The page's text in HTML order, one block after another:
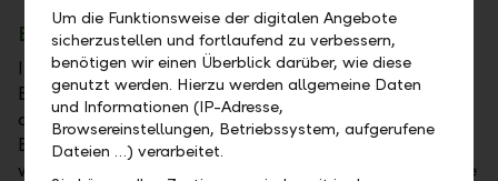
Beratung steht im Zentrum
In den vergangenen Jahren hat die Anzahl reiner
Bargeldtransaktionen am Schalter deutlich
abgenommen. Für einfachere und alltägliche
Bankgeschäfte wie beispielsweise Geldüber-
weisungen nutzen Kunden zunehmend das LLB Online
Um die Funktionsweise der digitalen Angebote
sicherzustellen und fortlaufend zu verbessern,
benötigen wir einen Überblick darüber, wie diese
genutzt werden. Hierzu werden allgemeine Daten
und Informationen (IP-Adresse,
Browsereinstellungen, Betriebssystem, aufgerufene
Dateien …) verarbeitet.